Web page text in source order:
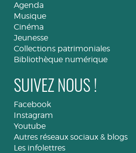
Agenda
Musique
Cinéma
Jeunesse
Collections patrimoniales
Bibliothèque numérique
SUIVEZ NOUS !
Facebook
Instagram
Youtube
Autres réseaux sociaux & blogs
Les infolettres